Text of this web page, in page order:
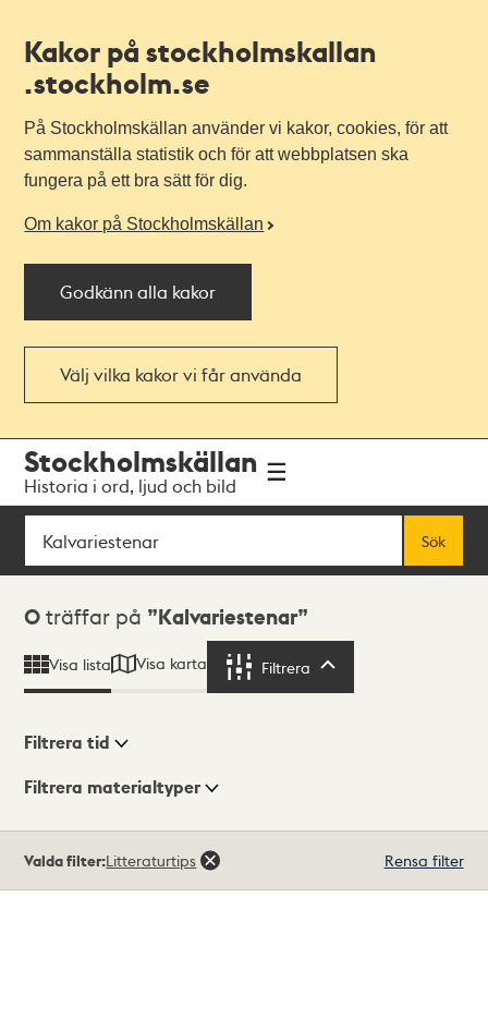
Kakor på stockholmskallan
.stockholm.se
På Stockholmskällan använder vi kakor, cookies, för att
sammanställa statistik och för att webbplatsen ska
fungera på ett bra sätt för dig.
Om kakor på Stockholmskällan
Godkänn alla kakor
Välj vilka kakor vi får använda
navigationen
huvudinnehållet
Stockholmskällan
Historia i ord, ljud och bild
Sök
Sök
Sökresultat
0 träffar på Kalvariestenar
Visa lista Visa karta Filtrera
Visningsläge
Filtrera tid
Filtrera materialtyper
träffar
Valda filter:Litteraturtips Rensa filter